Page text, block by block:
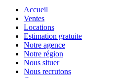
Accueil
Ventes
Locations
Estimation gratuite
Notre agence
Notre région
Nous situer
Nous recrutons